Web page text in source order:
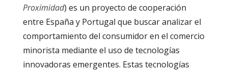
Proximidad) es un proyecto de cooperación
entre España y Portugal que buscar analizar el
comportamiento del consumidor en el comercio
minorista mediante el uso de tecnologías
innovadoras emergentes. Estas tecnologías